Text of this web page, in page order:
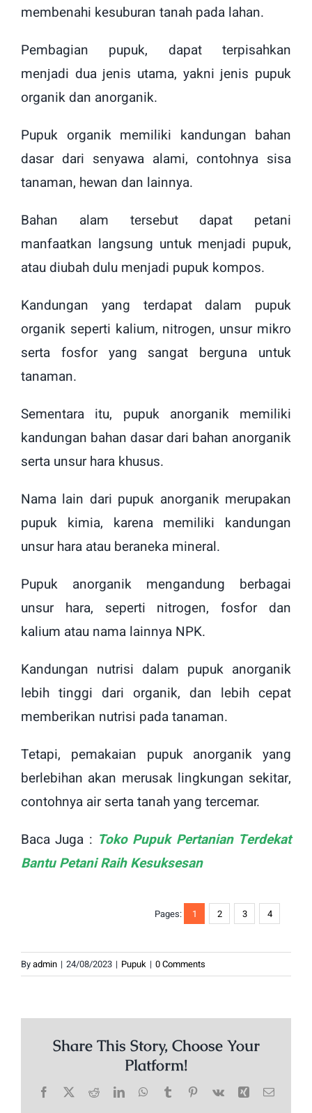
membenahi kesuburan tanah pada lahan.
Pembagian pupuk, dapat terpisahkan
menjadi dua jenis utama, yakni jenis pupuk
organik dan anorganik.
Pupuk organik memiliki kandungan bahan
dasar dari senyawa alami, contohnya sisa
tanaman, hewan dan lainnya.
Bahan alam tersebut dapat petani
manfaatkan langsung untuk menjadi pupuk,
atau diubah dulu menjadi pupuk kompos.
Kandungan yang terdapat dalam pupuk
organik seperti kalium, nitrogen, unsur mikro
serta fosfor yang sangat berguna untuk
tanaman.
Sementara itu, pupuk anorganik memiliki
kandungan bahan dasar dari bahan anorganik
serta unsur hara khusus.
Nama lain dari pupuk anorganik merupakan
pupuk kimia, karena memiliki kandungan
unsur hara atau beraneka mineral.
Pupuk anorganik mengandung berbagai
unsur hara, seperti nitrogen, fosfor dan
kalium atau nama lainnya NPK.
Kandungan nutrisi dalam pupuk anorganik
lebih tinggi dari organik, dan lebih cepat
memberikan nutrisi pada tanaman.
Tetapi, pemakaian pupuk anorganik yang
berlebihan akan merusak lingkungan sekitar,
contohnya air serta tanah yang tercemar.
Baca Juga : Toko Pupuk Pertanian Terdekat
Bantu Petani Raih Kesuksesan
Pages: 1 2 3 4
Byadmin | 24/08/2023 | Pupuk | 0 Comments
Share This Story, Choose Your
Platform!
Facebook
X RedditLinkedInWhatsApp
TumblrPinterest
Vk Xing Email